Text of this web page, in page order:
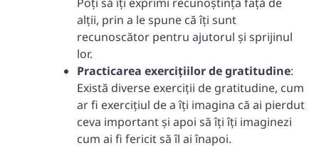
Poți să îți exprimi recunoștința față de
alții, prin a le spune că îți sunt
recunoscător pentru ajutorul și sprijinul
lor.
Practicarea exercițiilor de gratitudine:
Există diverse exerciții de gratitudine, cum
ar fi exercițiul de a îți imagina că ai pierdut
ceva important și apoi să îți îți imaginezi
cum ai fi fericit să îl ai înapoi.